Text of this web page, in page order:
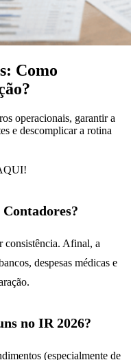
Como
operacionais, garantir a
e descomplicar a rotina
consistência. Afinal, a
despesas médicas e
no IR 2026?
(especialmente de